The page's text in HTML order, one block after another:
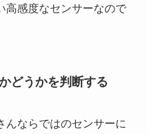
高感度なセンサーなので
どうかを判断する
んならではのセンサーに